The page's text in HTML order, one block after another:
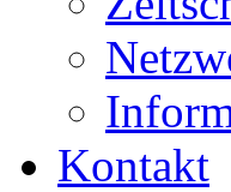
Kontakt